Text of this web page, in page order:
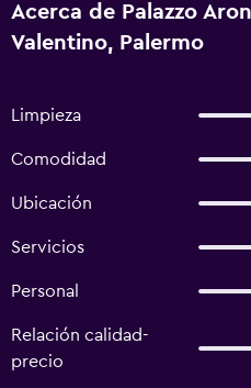
Acerca de Palazzo
Valentino, Palermo
Limpieza
Comodidad
Ubicación
Servicios
Personal
Relación calidad-
precio